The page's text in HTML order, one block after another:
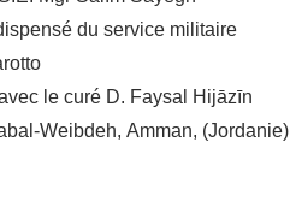
du service militaire
le curé D. Faysal Hijāzīn
Weibdeh, Amman, (Jordanie)